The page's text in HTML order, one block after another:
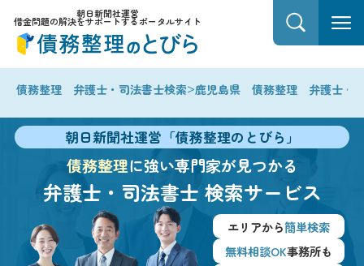
朝日新聞社運営
借金問題の解決をサポートするポータルサイト
債務整理 弁護士・司法書士検索>鹿児島県 債務整理 弁護士・
朝日新聞社運営「債務整理のとびら」
債務整理に強い専門家が見つかる
弁護士・司法書士 検索サービス
エリアから簡単検索
無料相談OK事務所も